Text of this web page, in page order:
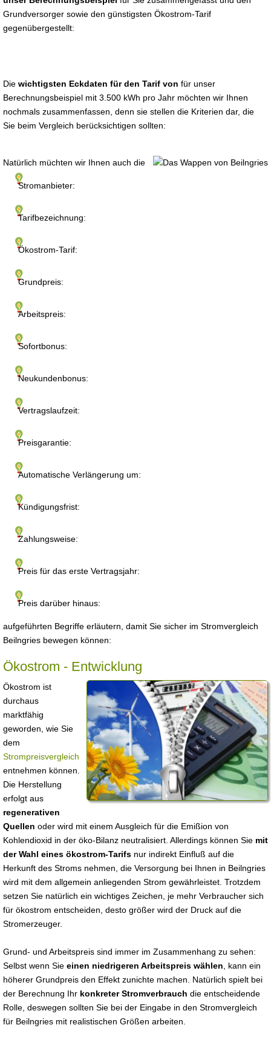
Grundversorger sowie den günstigsten Ökostrom-Tarif
gegenübergestellt:
Die wichtigsten Eckdaten für den Tarif von für unser
Berechnungsbeispiel mit 3.500 kWh pro Jahr möchten wir Ihnen
nochmals zusammenfassen, denn sie stellen die Kriterien dar, die
Sie beim Vergleich berücksichtigen sollten:
Stromanbieter:
Tarifbezeichnung:
Ökostrom-Tarif:
Grundpreis:
Arbeitspreis:
Sofortbonus:
Neukundenbonus:
Vertragslaufzeit:
Preisgarantie:
Automatische Verlängerung um:
Kündigungsfrist:
Zahlungsweise:
Preis für das erste Vertragsjahr:
Preis darüber hinaus:
Natürlich müchten wir Ihnen auch die
aufgeführten Begriffe erläutern, damit Sie sicher im Stromvergleich
Beilngries bewegen können:
Ökostrom - Entwicklung
Ökostrom ist
durchaus
marktfähig
geworden, wie Sie
dem
Strompreisvergleich
entnehmen können.
Die Herstellung
erfolgt aus
regenerativen
Quellen oder wird mit einem Ausgleich für die Emißion von
Kohlendioxid in der öko-Bilanz neutralisiert. Allerdings können Sie mit
der Wahl eines ökostrom-Tarifs nur indirekt Einfluß auf die
Herkunft des Stroms nehmen, die Versorgung bei Ihnen in Beilngries
wird mit dem allgemein anliegenden Strom gewährleistet. Trotzdem
setzen Sie natürlich ein wichtiges Zeichen, je mehr Verbraucher sich
für ökostrom entscheiden, desto größer wird der Druck auf die
Stromerzeuger.
Grund- und Arbeitspreis sind immer im Zusammenhang zu sehen:
Selbst wenn Sie einen niedrigeren Arbeitspreis wählen , kann ein
höherer Grundpreis den Effekt zunichte machen. Natürlich spielt bei
der Berechnung Ihr konkreter Stromverbrauch die entscheidende
Rolle, deswegen sollten Sie bei der Eingabe in den Stromvergleich
für Beilngries mit realistischen Größen arbeiten.